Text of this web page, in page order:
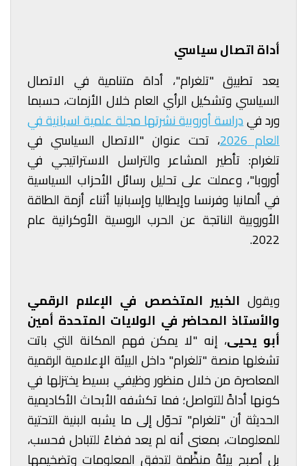
أداة اتصال سياسي
يعد تطبيق "تلغرام"، أداة متنامية في الاتصال
السياسي وتشكيل الرأي العام خلال الأزمات، حسبما
ورد فيدراسة أوروبية نشرتها مجلة علمية اسبانية في
العام 2026
، تحت عنوان "الاتصال السياسي في
تلغرام: تأطير المشاعر والتراسل الاستراتيجي في
أوروبا"، وعملت على تحليل رسائل الأحزاب السياسية
في ألمانيا وفرنسا وإيطاليا وإسبانيا أثناء أزمة الطاقة
الأوروبية الناتجة عن الحرب الروسية الأوكرانية عام
2022.
ويقول الخبير المتخصص في الإعلام الرقمي
والأستاذ المحاضر في الولايات المتحدة أمين
أبو يحيى، إنه "لا يمكن فهم المكانة التي باتت
تشغلها منصة "تلغرام" داخل البيئة الإعلامية الرقمية
المعاصرة من خلال منظور وظيفي بسيط يختزلها في
كونها أداةً للتواصل؛ فما تكشفه الأبحاث الأكاديمية
الحديثة أن "تلغرام" تحوّل إلى ما يشبه البنية التحتية
للمعلومات، بمعنى أنه لم يعد فضاءً للتبادل فحسب،
بل أصبح بيئةً منظِّمة لتدفق المعلومات وتضخيمها